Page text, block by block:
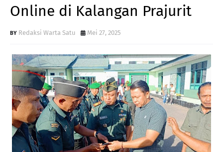
Online di Kalangan Prajurit
Redaksi Warta Satu Mei 27, 2025